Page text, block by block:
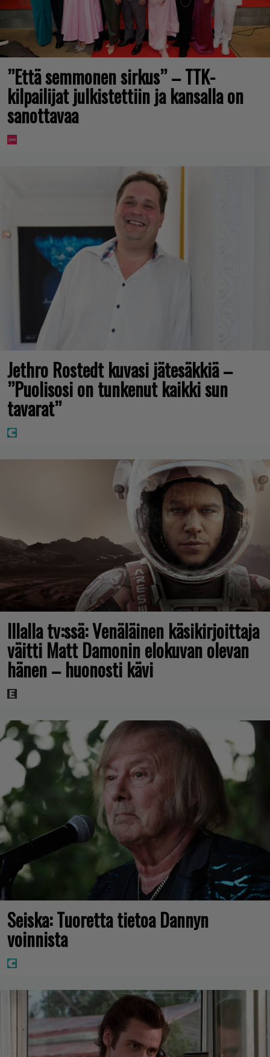
”Että semmonen sirkus” – TTK-
kilpailijat julkistettiin ja kansalla on
sanottavaa
Jethro Rostedt kuvasi jätesäkkiä –
”Puolisosi on tunkenut kaikki sun
tavarat”
Illalla tv:ssä: Venäläinen käsikirjoittaja
väitti Matt Damonin elokuvan olevan
hänen – huonosti kävi
Seiska: Tuoretta tietoa Dannyn
voinnista